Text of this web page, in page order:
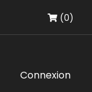
(0)
Connexion